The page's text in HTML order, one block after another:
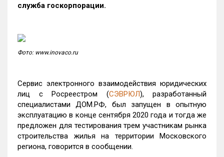
служба госкорпорации.
Фото: www.inovaco.ru
Сервис электронного взаимодействия юридических
лиц с Росреестром (СЭВРЮЛ), разработанный
специалистами ДОМ.РФ, был запущен в опытную
эксплуатацию в конце сентября 2020 года и тогда же
предложен для тестирования трем участникам рынка
строительства жилья на территории Московского
региона, говорится в сообщении.